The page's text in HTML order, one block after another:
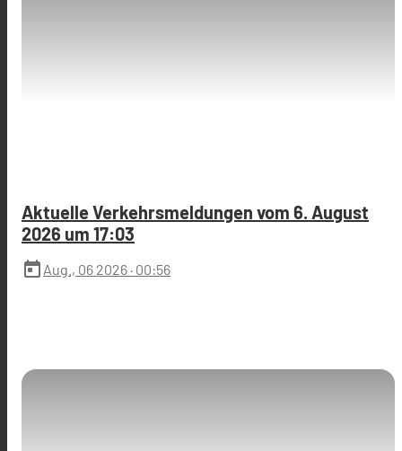
Aktuelle Verkehrsmeldungen vom 6. August
2026 um 17:03
today Aug., 06 2026 · 00:56